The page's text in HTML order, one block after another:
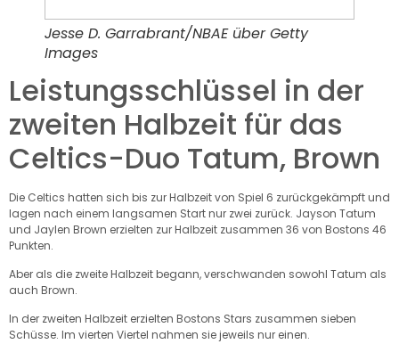
Jesse D. Garrabrant/NBAE über Getty
Images
Leistungsschlüssel in der
zweiten Halbzeit für das
Celtics-Duo Tatum, Brown
Die Celtics hatten sich bis zur Halbzeit von Spiel 6 zurückgekämpft und
lagen nach einem langsamen Start nur zwei zurück. Jayson Tatum
und Jaylen Brown erzielten zur Halbzeit zusammen 36 von Bostons 46
Punkten.
Aber als die zweite Halbzeit begann, verschwanden sowohl Tatum als
auch Brown.
In der zweiten Halbzeit erzielten Bostons Stars zusammen sieben
Schüsse. Im vierten Viertel nahmen sie jeweils nur einen.